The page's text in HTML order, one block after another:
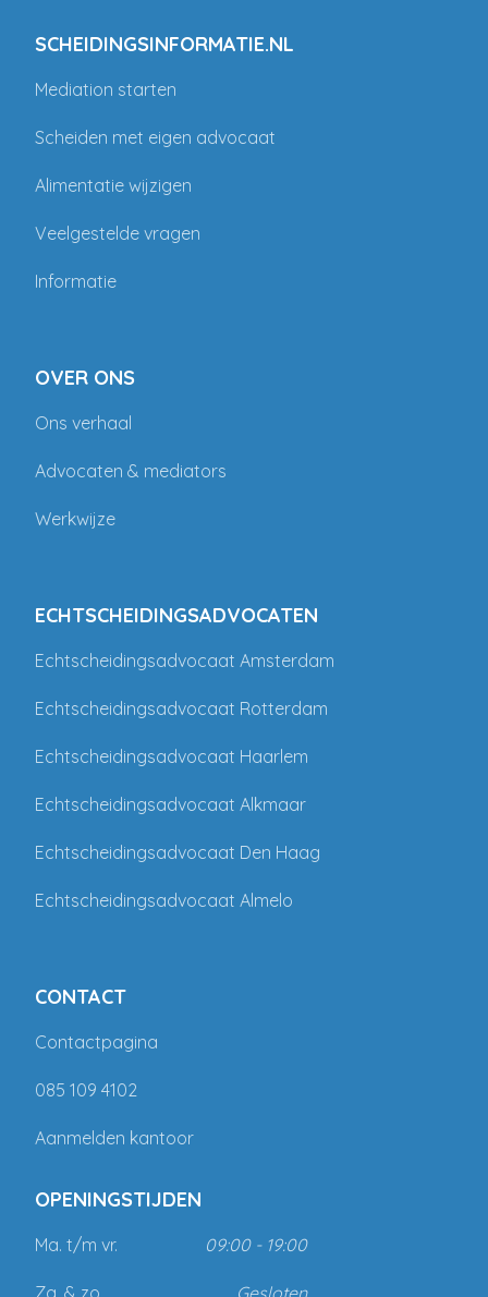
SCHEIDINGSINFORMATIE.NL
Mediation starten
Scheiden met eigen advocaat
Alimentatie wijzigen
Veelgestelde vragen
Informatie
OVER ONS
Ons verhaal
Advocaten & mediators
Werkwijze
ECHTSCHEIDINGSADVOCATEN
Echtscheidingsadvocaat Amsterdam
Echtscheidingsadvocaat Rotterdam
Echtscheidingsadvocaat Haarlem
Echtscheidingsadvocaat Alkmaar
Echtscheidingsadvocaat Den Haag
Echtscheidingsadvocaat Almelo
CONTACT
Contactpagina
085 109 4102
Aanmelden kantoor
OPENINGSTIJDEN
Ma. t/m vr. 09:00 - 19:00
Za. & zo. Gesloten